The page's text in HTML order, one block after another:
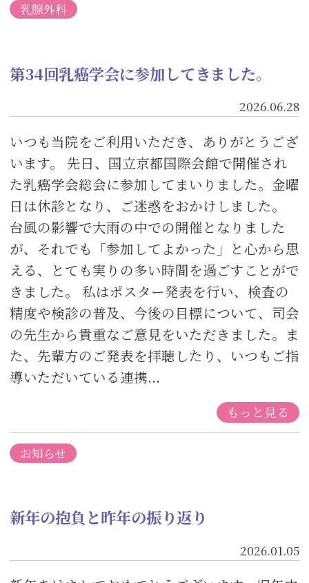
乳腺外科
第34回乳癌学会に参加してきました。
2026.06.28
いつも当院をご利用いただき、ありがとうござ
います。 先日、国立京都国際会館で開催され
た乳癌学会総会に参加してまいりました。金曜
日は休診となり、ご迷惑をおかけしました。
台風の影響で大雨の中での開催となりました
が、それでも「参加してよかった」と心から思
える、とても実りの多い時間を過ごすことがで
きました。 私はポスター発表を行い、検査の
精度や検診の普及、今後の目標について、司会
の先生から貴重なご意見をいただきました。ま
た、先輩方のご発表を拝聴したり、いつもご指
導いただいている連携...
もっと見る
お知らせ
新年の抱負と昨年の振り返り
2026.01.05